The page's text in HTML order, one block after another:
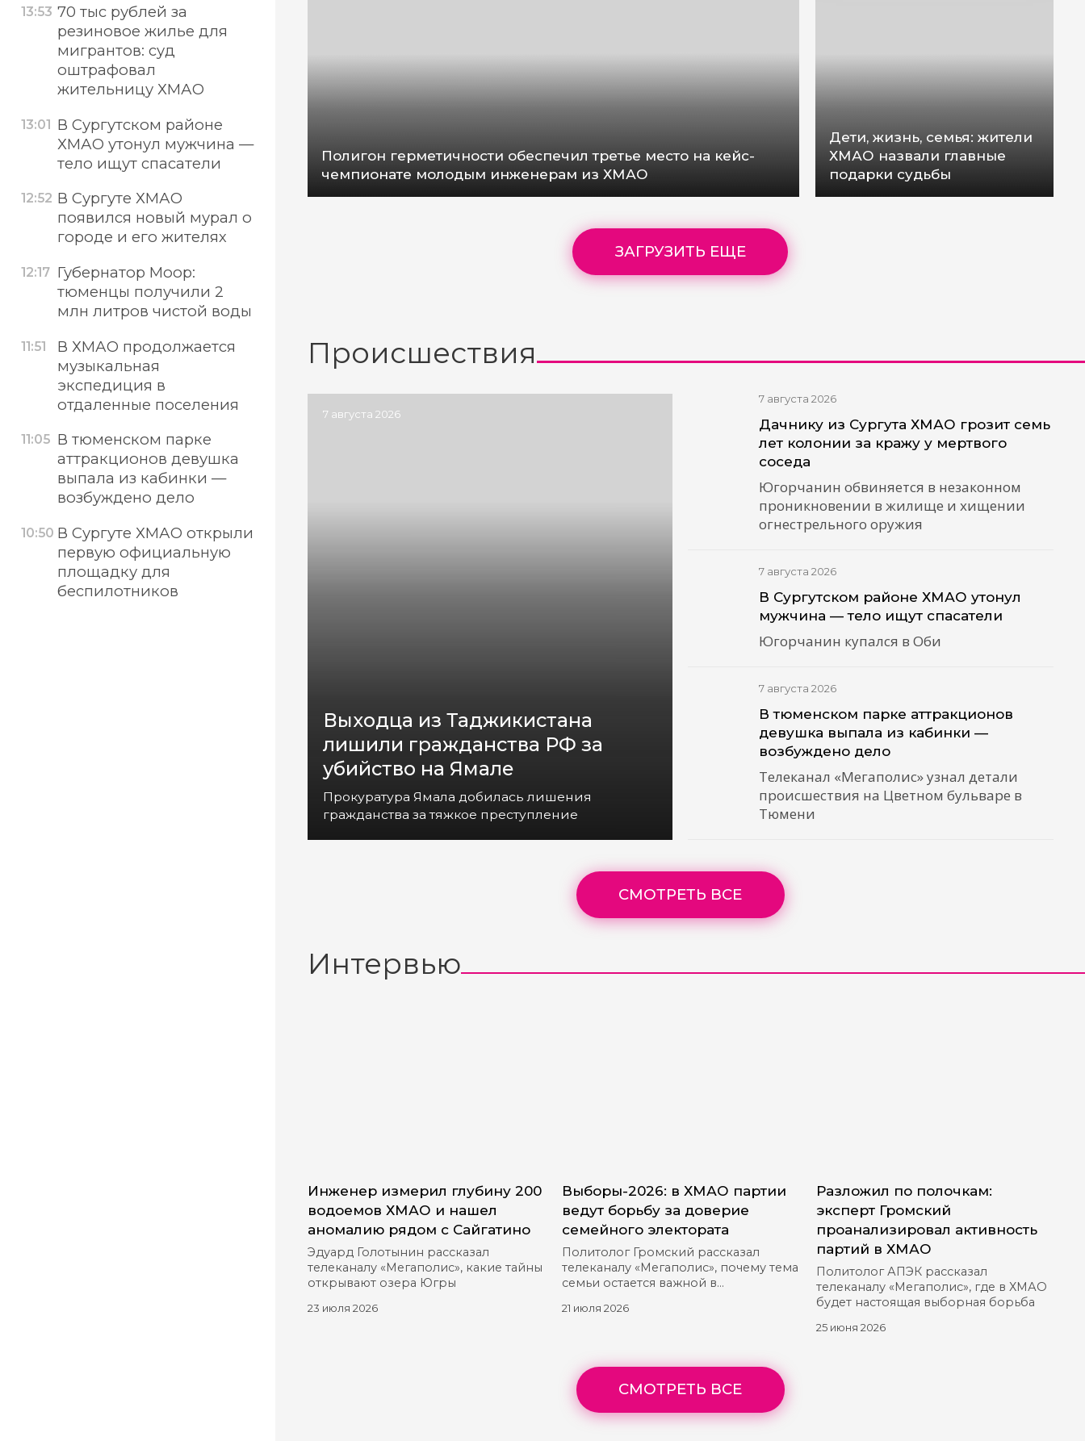
13:53 70 тыс рублей за
резиновое жилье для
мигрантов: суд
оштрафовал
жительницу ХМАО
13:01 В Сургутском районе
ХМАО утонул мужчина —
тело ищут спасатели
12:52 В Сургуте ХМАО
появился новый мурал о
городе и его жителях
12:17 Губернатор Моор:
тюменцы получили 2
млн литров чистой воды
11:51
В ХМАО продолжается
музыкальная
экспедиция в
отдаленные поселения
11:05 В тюменском парке
аттракционов девушка
выпала из кабинки —
возбуждено дело
10:50 В Сургуте ХМАО открыли
первую официальную
площадку для
беспилотников
Полигон герметичности обеспечил третье место на кейс-
чемпионате молодым инженерам из ХМАО
Дети, жизнь, семья: жители
ХМАО назвали главные
подарки судьбы
ЗАГРУЗИТЬ ЕЩЕ
Происшествия
7 августа 2026
Выходца из Таджикистана
лишили гражданства РФ за
убийство на Ямале
Прокуратура Ямала добилась лишения
гражданства за тяжкое преступление
7 августа 2026
Дачнику из Сургута ХМАО грозит семь
лет колонии за кражу у мертвого
соседа
Югорчанин обвиняется в незаконном
проникновении в жилище и хищении
огнестрельного оружия
7 августа 2026
В Сургутском районе ХМАО утонул
мужчина — тело ищут спасатели
Югорчанин купался в Оби
7 августа 2026
В тюменском парке аттракционов
девушка выпала из кабинки —
возбуждено дело
Телеканал «Мегаполис» узнал детали
происшествия на Цветном бульваре в
Тюмени
СМОТРЕТЬ ВСЕ
Интервью
Инженер измерил глубину 200
водоемов ХМАО и нашел
аномалию рядом с Сайгатино
Эдуард Голотынин рассказал
телеканалу «Мегаполис», какие тайны
открывают озера Югры
23 июля 2026
Выборы-2026: в ХМАО партии
ведут борьбу за доверие
семейного электората
Политолог Громский рассказал
телеканалу «Мегаполис», почему тема
семьи остается важной в
21 июля 2026
Разложил по полочкам:
эксперт Громский
проанализировал активность
партий в ХМАО
Политолог АПЭК рассказал
телеканалу «Мегаполис», где в ХМАО
будет настоящая выборная борьба
25 июня 2026
СМОТРЕТЬ ВСЕ